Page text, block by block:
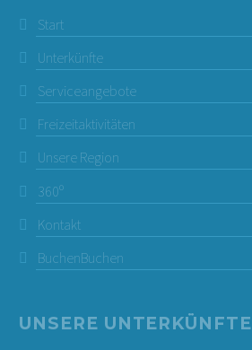
Start
Unterkünfte
Serviceangebote
Freizeitaktivitäten
Unsere Region
360º
Kontakt
BuchenBuchen
UNSERE UNTERKÜNFTE